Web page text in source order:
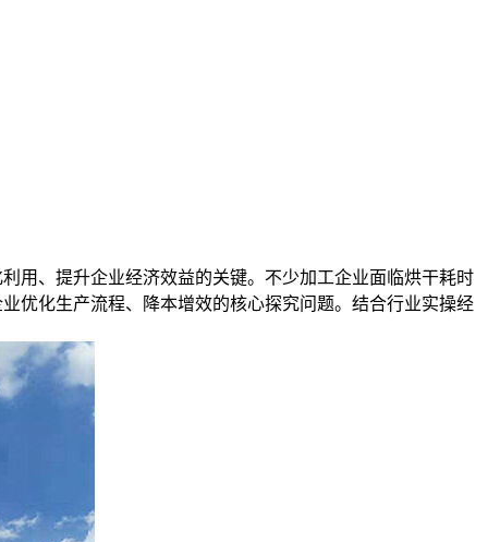
用、提升企业经济效益的关键。不少加工企业面临烘干耗时
优化生产流程、降本增效的核心探究问题。结合行业实操经